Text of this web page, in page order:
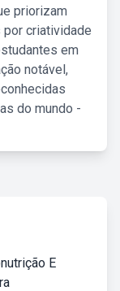
priorizam
criatividade
em
notável,
do mundo -
E